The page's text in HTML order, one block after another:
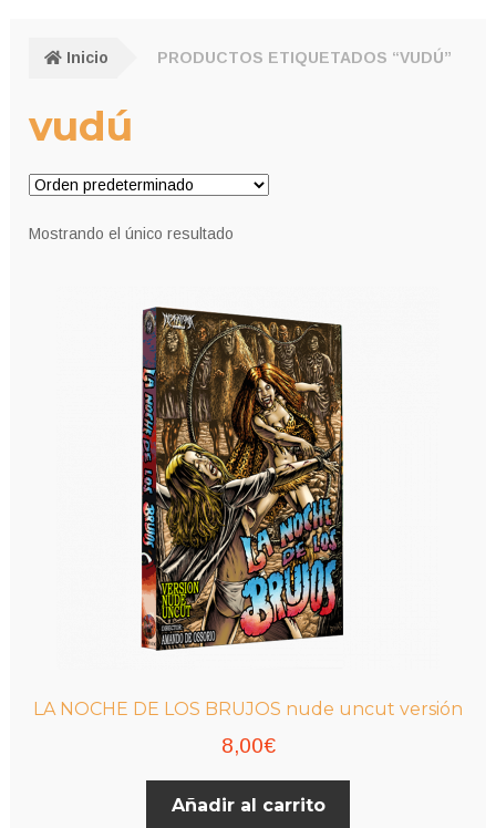
Inicio PRODUCTOS ETIQUETADOS “VUDÚ”
vudú
Mostrando el único resultado
LA NOCHE DE LOS BRUJOS nude uncut versión
8,00€
Añadir al carrito